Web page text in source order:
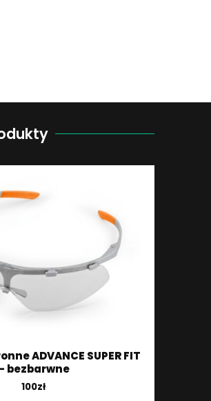
ADVANCE SUPER FIT
bezbarwne
100zł